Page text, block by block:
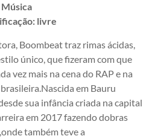
Música
livre
Boombeat traz rimas ácidas,
único, que fizeram com que
vez mais na cena do RAP e na
em Bauru
sua infância criada na capital
em 2017 fazendo dobras
também teve a